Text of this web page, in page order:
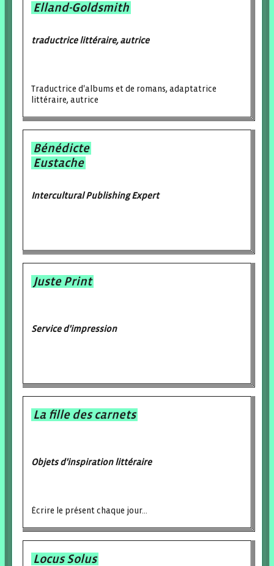
Elland-Goldsmith
traductrice littéraire, autrice
Traductrice d'albums et de romans, adaptatrice
littéraire, autrice
Bénédicte
Eustache
Intercultural Publishing Expert
Juste Print
Service d'impression
La fille des carnets
Objets d'inspiration littéraire
Écrire le présent chaque jour...
Locus Solus